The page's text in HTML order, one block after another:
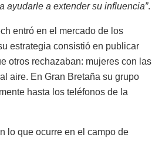
ayudarle a extender su influencia”.
entró en el mercado de los
estrategia consistió en publicar
otros rechazaban: mujeres con las
aire. En Gran Bretaña su grupo
hasta los teléfonos de la
lo que ocurre en el campo de